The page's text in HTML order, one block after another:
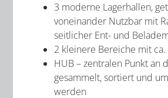
3 moderne Lagerhallen,
voneinander Nutzbar mit
seitlicher Ent- und
2 kleinere Bereiche mit ca.
HUB – zentralen Punkt an
gesammelt, sortiert und
werden